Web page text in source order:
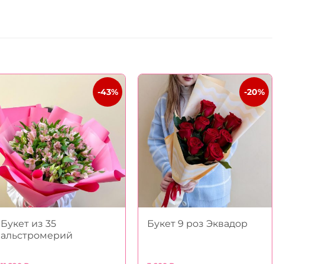
-43%
Букет из 35
альстромерий
-20%
Букет 9 роз Эквадор